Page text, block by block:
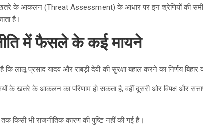
के आकलन (Threat Assessment) के आधार पर इन श्रेणियों की
है।
में फैसले के कई मायने
कि लालू प्रसाद यादव और राबड़ी देवी की सुरक्षा बहाल करने का निर्णय
के खतरे के आकलन का परिणाम हो सकता है, वहीं दूसरी ओर विपक्ष और
किसी भी राजनीतिक कारण की पुष्टि नहीं की गई है।